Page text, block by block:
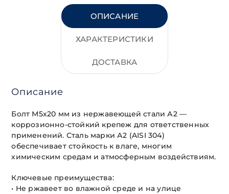
ОПИСАНИЕ
ХАРАКТЕРИСТИКИ
ДОСТАВКА
Описание
Болт М5х20 мм из нержавеющей стали А2 —
коррозионно-стойкий крепеж для ответственных
применений. Сталь марки А2 (AISI 304)
обеспечивает стойкость к влаге, многим
химическим средам и атмосферным воздействиям.
Ключевые преимущества:
• Не ржавеет во влажной среде и на улице